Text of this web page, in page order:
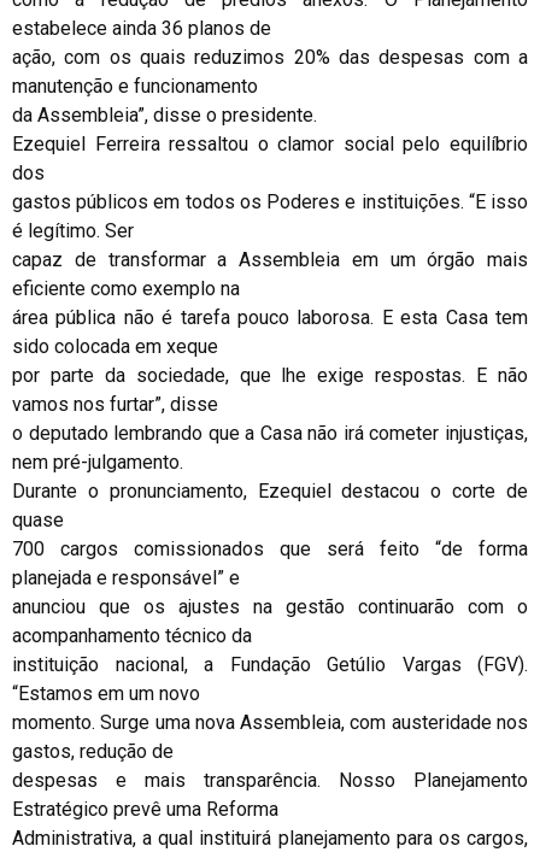
estabelece ainda 36 planos de
ação, com os quais reduzimos 20% das despesas com a
manutenção e funcionamento
da Assembleia”, disse o presidente.
Ezequiel Ferreira ressaltou o clamor social pelo equilíbrio
dos
gastos públicos em todos os Poderes e instituições. “E isso
é legítimo. Ser
capaz de transformar a Assembleia em um órgão mais
eficiente como exemplo na
área pública não é tarefa pouco laborosa. E esta Casa tem
sido colocada em xeque
por parte da sociedade, que lhe exige respostas. E não
vamos nos furtar”, disse
o deputado lembrando que a Casa não irá cometer injustiças,
nem pré-julgamento.
Durante o pronunciamento, Ezequiel destacou o corte de
quase
700 cargos comissionados que será feito “de forma
planejada e responsável” e
anunciou que os ajustes na gestão continuarão com o
acompanhamento técnico da
instituição nacional, a Fundação Getúlio Vargas (FGV).
“Estamos em um novo
momento. Surge uma nova Assembleia, com austeridade nos
gastos, redução de
despesas e mais transparência. Nosso Planejamento
Estratégico prevê uma Reforma
Administrativa, a qual instituirá planejamento para os cargos,